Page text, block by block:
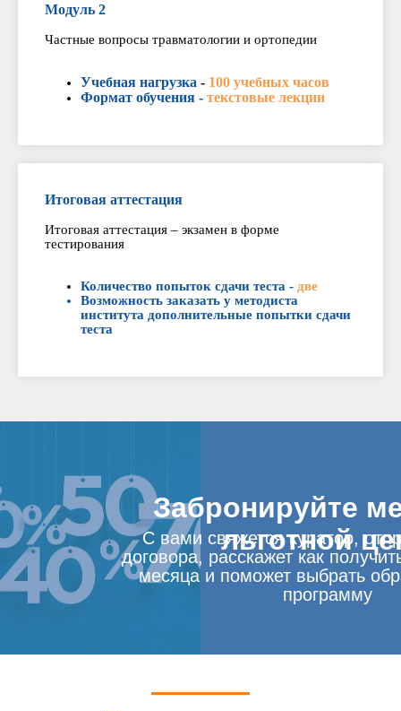
Модуль 2
Частные вопросы травматологии и ортопедии
Учебная нагрузка - 100 учебных часов
Формат обучения - текстовые лекции
Итоговая аттестация
Итоговая аттестация – экзамен в форме
тестирования
Количество попыток сдачи теста - две
Возможность заказать у методиста
института дополнительные попытки сдачи
теста
Забронируйте
льготной
С вами свяжется куратор,
договора, расскажет как
месяца и поможет выбрать
программу